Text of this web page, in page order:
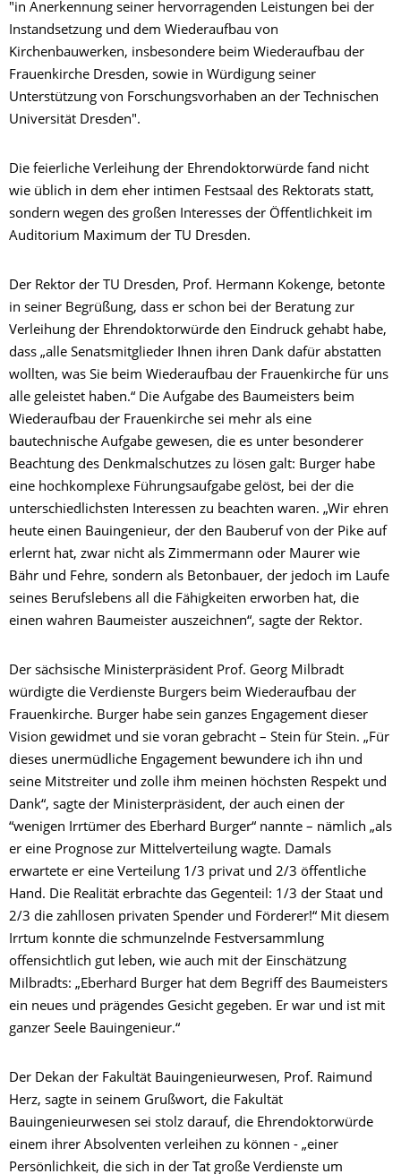
"in Anerkennung seiner hervorragenden Leistungen bei der
Instandsetzung und dem Wiederaufbau von
Kirchenbauwerken, insbesondere beim Wiederaufbau der
Frauenkirche Dresden, sowie in Würdigung seiner
Unterstützung von Forschungsvorhaben an der Technischen
Universität Dresden".
Die feierliche Verleihung der Ehrendoktorwürde fand nicht
wie üblich in dem eher intimen Festsaal des Rektorats statt,
sondern wegen des großen Interesses der Öffentlichkeit im
Auditorium Maximum der TU Dresden.
Der Rektor der TU Dresden, Prof. Hermann Kokenge, betonte
in seiner Begrüßung, dass er schon bei der Beratung zur
Verleihung der Ehrendoktorwürde den Eindruck gehabt habe,
dass „alle Senatsmitglieder Ihnen ihren Dank dafür abstatten
wollten, was Sie beim Wiederaufbau der Frauenkirche für uns
alle geleistet haben.“ Die Aufgabe des Baumeisters beim
Wiederaufbau der Frauenkirche sei mehr als eine
bautechnische Aufgabe gewesen, die es unter besonderer
Beachtung des Denkmalschutzes zu lösen galt: Burger habe
eine hochkomplexe Führungsaufgabe gelöst, bei der die
unterschiedlichsten Interessen zu beachten waren. „Wir ehren
heute einen Bauingenieur, der den Bauberuf von der Pike auf
erlernt hat, zwar nicht als Zimmermann oder Maurer wie
Bähr und Fehre, sondern als Betonbauer, der jedoch im Laufe
seines Berufslebens all die Fähigkeiten erworben hat, die
einen wahren Baumeister auszeichnen“, sagte der Rektor.
Der sächsische Ministerpräsident Prof. Georg Milbradt
würdigte die Verdienste Burgers beim Wiederaufbau der
Frauenkirche. Burger habe sein ganzes Engagement dieser
Vision gewidmet und sie voran gebracht – Stein für Stein. „Für
dieses unermüdliche Engagement bewundere ich ihn und
seine Mitstreiter und zolle ihm meinen höchsten Respekt und
Dank“, sagte der Ministerpräsident, der auch einen der
“wenigen Irrtümer des Eberhard Burger“ nannte – nämlich „als
er eine Prognose zur Mittelverteilung wagte. Damals
erwartete er eine Verteilung 1/3 privat und 2/3 öffentliche
Hand. Die Realität erbrachte das Gegenteil: 1/3 der Staat und
2/3 die zahllosen privaten Spender und Förderer!“ Mit diesem
Irrtum konnte die schmunzelnde Festversammlung
offensichtlich gut leben, wie auch mit der Einschätzung
Milbradts: „Eberhard Burger hat dem Begriff des Baumeisters
ein neues und prägendes Gesicht gegeben. Er war und ist mit
ganzer Seele Bauingenieur.“
Der Dekan der Fakultät Bauingenieurwesen, Prof. Raimund
Herz, sagte in seinem Grußwort, die Fakultät
Bauingenieurwesen sei stolz darauf, die Ehrendoktorwürde
einem ihrer Absolventen verleihen zu können - „einer
Persönlichkeit, die sich in der Tat große Verdienste um